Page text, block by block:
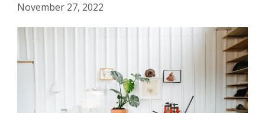
November 27, 2022